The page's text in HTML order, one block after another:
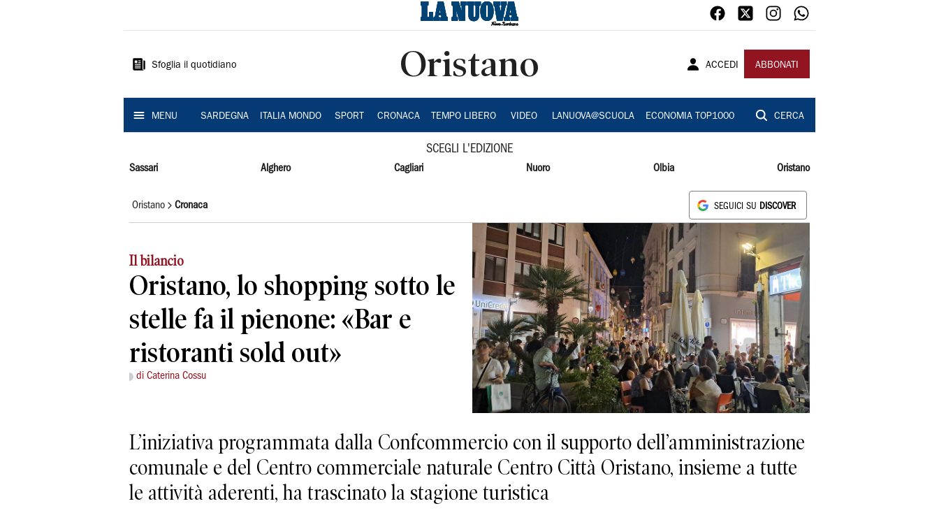
Sardegna
Sfoglia il quotidiano Oristano ACCEDI ABBONATI
MENU SARDEGNA ITALIA MONDO SPORT CRONACA TEMPO LIBERO VIDEO LANUOVA@SCUOLA ECONOMIA TOP1000 CERCA
SCEGLI L'EDIZIONE
Sassari Alghero Cagliari Nuoro Olbia Oristano
Oristano Cronaca SEGUICI SU DISCOVER
Il bilancio
Oristano, lo shopping sotto le
stelle fa il pienone: «Bar e
ristoranti sold out»
di Caterina Cossu
L’iniziativa programmata dalla Confcommercio con il supporto dell’amministrazione
comunale e del Centro commerciale naturale Centro Città Oristano, insieme a tutte
le attività aderenti, ha trascinato la stagione turistica